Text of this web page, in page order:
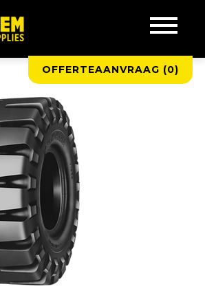
OFFERTEAANVRAAG (0)